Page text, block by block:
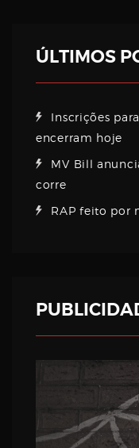
ÚLTIMOS
Inscrições
encerram hoje
MV Bill
corre
RAP feito por